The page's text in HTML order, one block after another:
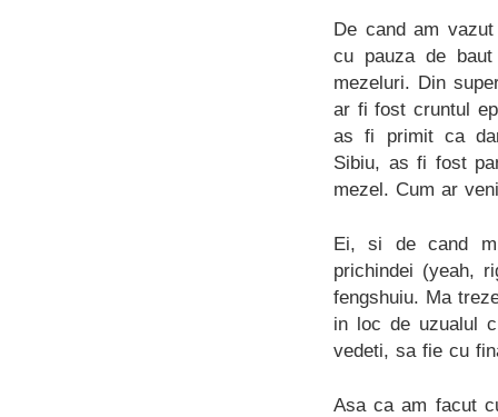
De cand am
cu pauza de
mezeluri. Din
ar fi fost cruntul
as fi primit ca
Sibiu, as fi fost
mezel. Cum ar
Ei, si de cand
prichindei (yeah,
fengshuiu. Ma
in loc de uzualul
vedeti, sa fie cu
Asa ca am facut